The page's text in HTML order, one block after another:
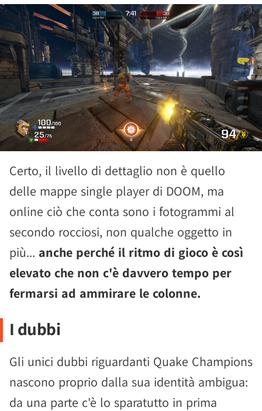
Certo, il livello di dettaglio non è quello
delle mappe single player di DOOM, ma
online ciò che conta sono i fotogrammi al
secondo rocciosi, non qualche oggetto in
più... anche perché il ritmo di gioco è così
elevato che non c'è davvero tempo per
fermarsi ad ammirare le colonne.
I dubbi
Gli unici dubbi riguardanti Quake Champions
nascono proprio dalla sua identità ambigua:
da una parte c'è lo sparatutto in prima